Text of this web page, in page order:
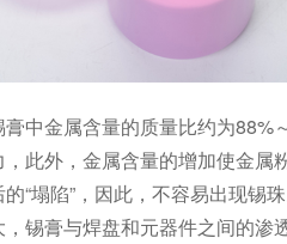
中金属含量的质量比约为88%
此外，金属含量的增加使金属
“塌陷”，因此，不容易出现锡
锡膏与焊盘和元器件之间的渗